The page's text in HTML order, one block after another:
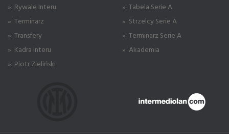
» Rywale Interu
» Terminarz
» Transfery
» Kadra Interu
» Piotr Zieliński
» Tabela Serie A
» Strzelcy Serie A
» Terminarz Serie A
» Akademia